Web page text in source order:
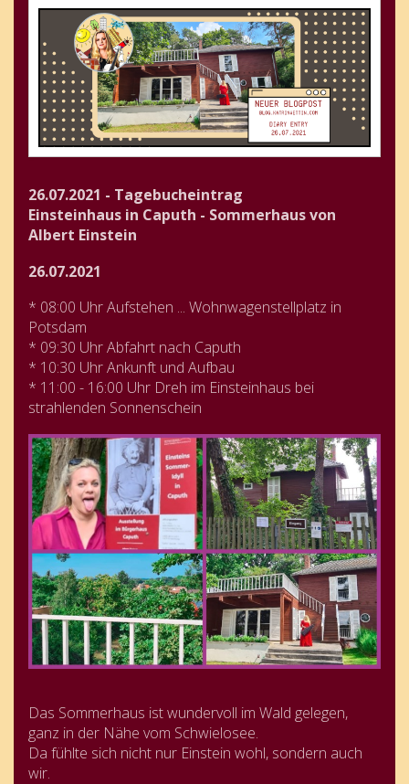
26.07.2021 - Tagebucheintrag
Einsteinhaus in Caputh - Sommerhaus von
Albert Einstein
26.07.2021
* 08:00 Uhr Aufstehen ... Wohnwagenstellplatz in
Potsdam
* 09:30 Uhr Abfahrt nach Caputh
* 10:30 Uhr Ankunft und Aufbau
* 11:00 - 16:00 Uhr Dreh im Einsteinhaus bei
strahlenden Sonnenschein
Das Sommerhaus ist wundervoll im Wald gelegen,
ganz in der Nähe vom Schwielosee.
Da fühlte sich nicht nur Einstein wohl, sondern auch
wir.